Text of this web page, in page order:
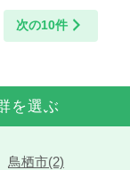
次の10件
を選ぶ
鳥栖市(2)